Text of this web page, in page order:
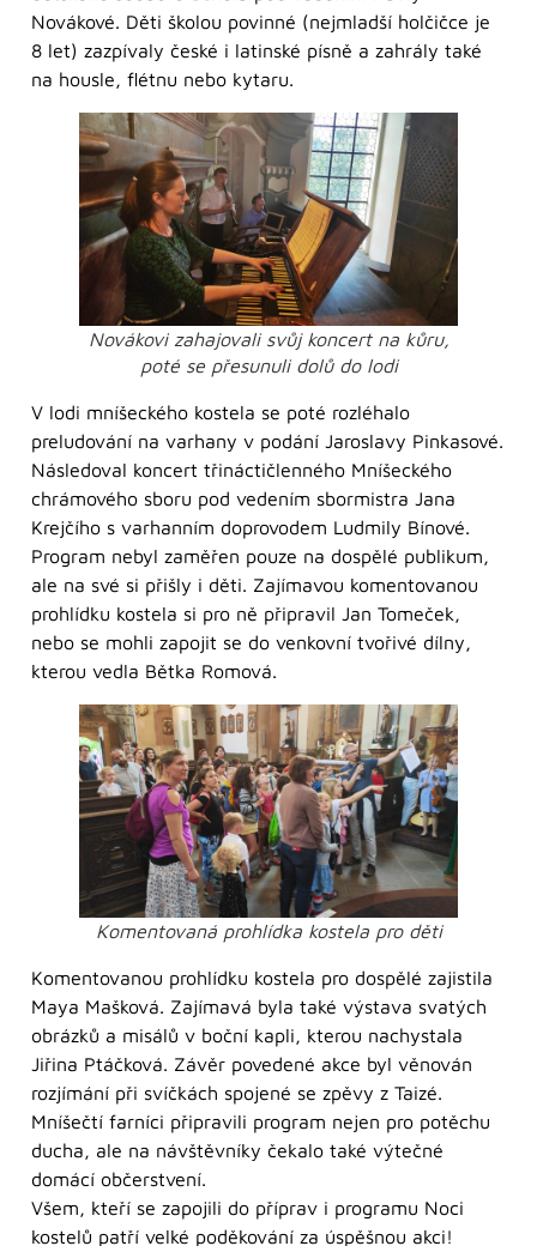
Novákové. Děti školou povinné (nejmladší holčičce je
8 let) zazpívaly české i latinské písně a zahrály také
na housle, flétnu nebo kytaru.
Novákovi zahajovali svůj koncert na kůru,
poté se přesunuli dolů do lodi
V lodi mníšeckého kostela se poté rozléhalo
preludování na varhany v podání Jaroslavy Pinkasové.
Následoval koncert třináctičlenného Mníšeckého
chrámového sboru pod vedením sbormistra Jana
Krejčího s varhanním doprovodem Ludmily Bínové.
Program nebyl zaměřen pouze na dospělé publikum,
ale na své si přišly i děti. Zajímavou komentovanou
prohlídku kostela si pro ně připravil Jan Tomeček,
nebo se mohli zapojit se do venkovní tvořivé dílny,
kterou vedla Bětka Romová.
Komentovaná prohlídka kostela pro děti
Komentovanou prohlídku kostela pro dospělé zajistila
Maya Mašková. Zajímavá byla také výstava svatých
obrázků a misálů v boční kapli, kterou nachystala
Jiřina Ptáčková. Závěr povedené akce byl věnován
rozjímání při svíčkách spojené se zpěvy z Taizé.
Mníšečtí farníci připravili program nejen pro potěchu
ducha, ale na návštěvníky čekalo také výtečné
domácí občerstvení.
Všem, kteří se zapojili do příprav i programu Noci
kostelů patří velké poděkování za úspěšnou akci!